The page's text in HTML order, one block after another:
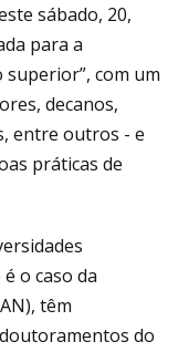
sábado, 20,
para a
superior”, com um
decanos,
entre outros - e
práticas de
o caso da
têm
do